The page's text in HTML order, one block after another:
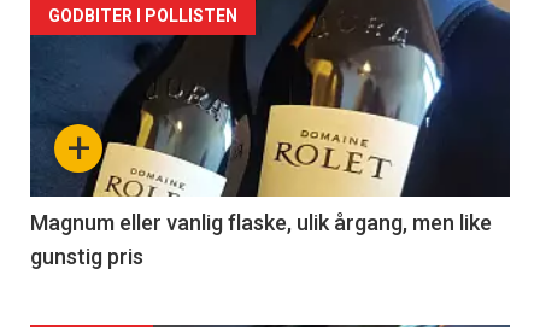
Forsiden
akkurat
nå
3
+
GODBITER I POLLISTEN
Magnum eller vanlig flaske, ulik årgang, men like
gunstig pris